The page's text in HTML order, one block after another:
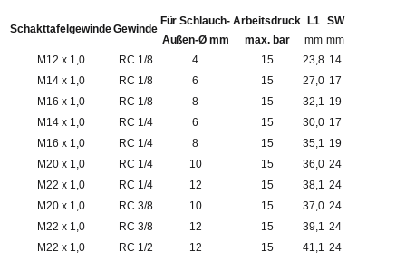
SchakttafelgewindeGewinde
Für Schlauch-
Außen-Ø mm
Arbeitsdruck
max. bar
L1
mm
SW
mm
M12 x 1,0
RC 1/8 4 15 23,8 14
M14 x 1,0
RC 1/8 6 15 27,0 17
M16 x 1,0
RC 1/8 8 15 32,1
19
M14 x 1,0
RC 1/4 6 15 30,0 17
M16 x 1,0
RC 1/4 8 15 35,1
19
M20 x 1,0
RC 1/4 10 15 36,0 24
M22 x 1,0
RC 1/4 12 15 38,1 24
M20 x 1,0
RC 3/8 10 15 37,0 24
M22 x 1,0
RC 3/8 12 15 39,1 24
M22 x 1,0
RC 1/2 12 15 41,1 24